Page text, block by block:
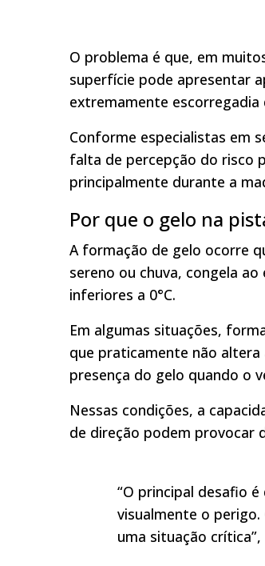
O problema é que, em
superfície pode apresentar
extremamente
Conforme especialistas em
falta de percepção do risco
principalmente durante a
Por que o gelo na
A formação de gelo ocorre
sereno ou chuva, congela
inferiores a 0°C.
Em algumas situações,
que praticamente não
presença do gelo quando o
Nessas condições, a
de direção podem provocar
“O principal desafio
visualmente o
uma situação